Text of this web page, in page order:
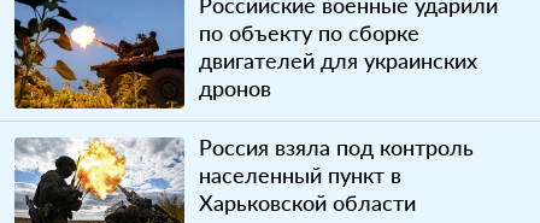
по объекту по сборке
двигателей для украинских
дронов
Россия взяла под контроль
населенный пункт в
Харьковской области